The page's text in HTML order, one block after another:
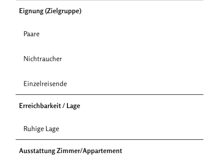
Eignung (Zielgruppe)
Paare
Nichtraucher
Einzelreisende
Erreichbarkeit / Lage
Ruhige Lage
Ausstattung Zimmer/Appartement